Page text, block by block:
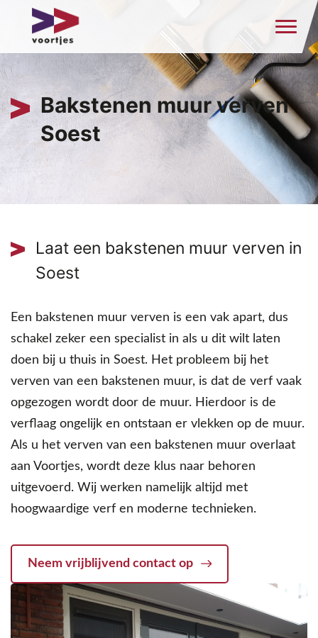
Bakstenen muur verven
Soest
Laat een bakstenen muur verven in
Soest
Een bakstenen muur verven is een vak apart, dus
schakel zeker een specialist in als u dit wilt laten
doen bij u thuis in Soest. Het probleem bij het
verven van een bakstenen muur, is dat de verf vaak
opgezogen wordt door de muur. Hierdoor is de
verflaag ongelijk en ontstaan er vlekken op de muur.
Als u het verven van een bakstenen muur overlaat
aan Voortjes, wordt deze klus naar behoren
uitgevoerd. Wij werken namelijk altijd met
hoogwaardige verf en moderne technieken.
Neem vrijblijvend contact op